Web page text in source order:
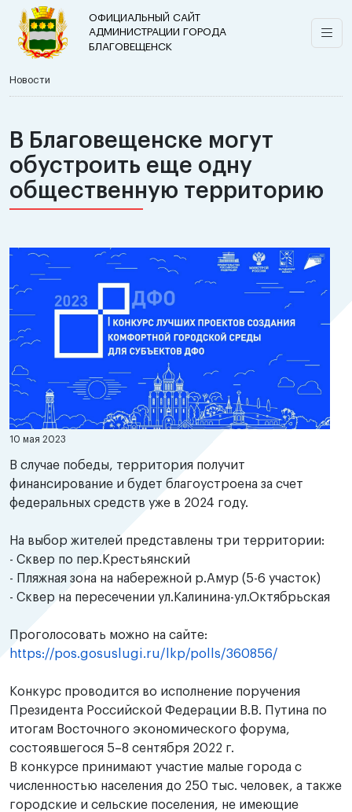
ОФИЦИАЛЬНЫЙ САЙТ
АДМИНИСТРАЦИИ ГОРОДА
БЛАГОВЕЩЕНСК
Новости
В Благовещенске могут
обустроить еще одну
общественную территорию
10 мая 2023
В случае победы, территория получит
финансирование и будет благоустроена за счет
федеральных средств уже в 2024 году.
На выбор жителей представлены три территории:
- Сквер по пер.Крестьянский
- Пляжная зона на набережной р.Амур (5-6 участок)
- Сквер на пересечении ул.Калинина-ул.Октябрьская
Проголосовать можно на сайте:
https://pos.gosuslugi.ru/lkp/polls/360856/
Конкурс проводится во исполнение поручения
Президента Российской Федерации В.В. Путина по
итогам Восточного экономического форума,
состоявшегося 5–8 сентября 2022 г.
В конкурсе принимают участие малые города с
численностью населения до 250 тыс. человек, а также
городские и сельские поселения, не имеющие